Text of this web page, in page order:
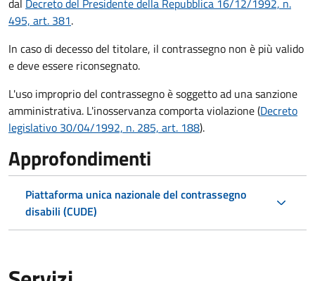
495, art. 381.
In caso di decesso del titolare, il contrassegno non è più valido
e deve essere riconsegnato.
L'uso improprio del contrassegno è soggetto ad una sanzione
amministrativa. L'inosservanza comporta violazione (Decreto
legislativo 30/04/1992, n. 285, art. 188).
Approfondimenti
Piattaforma unica nazionale del contrassegno
disabili (CUDE)